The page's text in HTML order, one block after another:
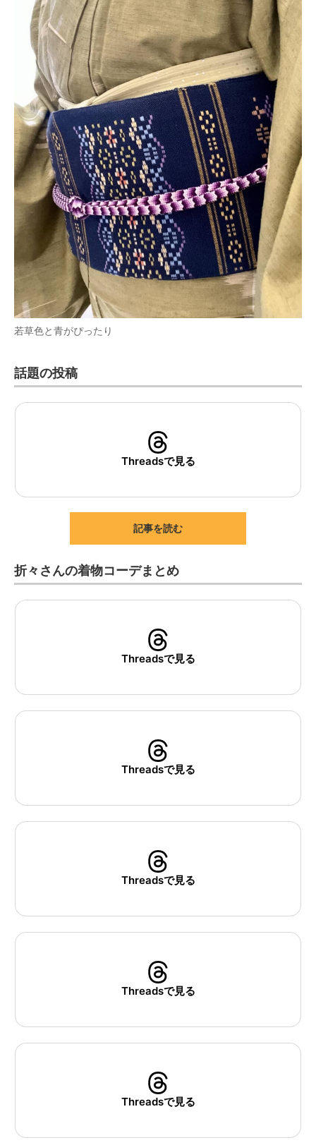
若草色と青がぴったり
話題の投稿
Threadsで見る
記事を読む
折々さんの着物コーデまとめ
Threadsで見る
Threadsで見る
Threadsで見る
Threadsで見る
Threadsで見る